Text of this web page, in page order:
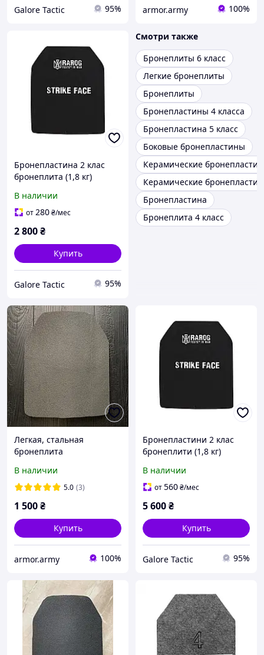
Galore Tactic 95% armor.army 100%
Бронепластина 2 клас
бронеплита (1,8 кг)
бронеплити 25х30
бронеплити 2 клас
бронежилета
В наличии
от280₴/мес
2 800₴
Купить
Galore Tactic 95%
Смотри также
Бронеплиты 6 класс
Легкие бронеплиты
Бронеплиты
Бронепластины 4 класса
Бронепластина 5 класс
Боковые бронепластины
Керамические
Керамические
Бронепластина
Бронеплита 4 класс
Легкая, стальная
бронеплита
защиты 2.9-3.1 кг в
обшивке 25х30 см. С
В наличии
5.0 (3)
1 500₴
Купить
armor.army 100%
Бронепластини 2 клас
бронеплити (1,8 кг)
бронеплити 25х30
бронеплити 2 клас
(2 штуки)
В наличии
от560₴/мес
5 600₴
Купить
Galore Tactic 95%